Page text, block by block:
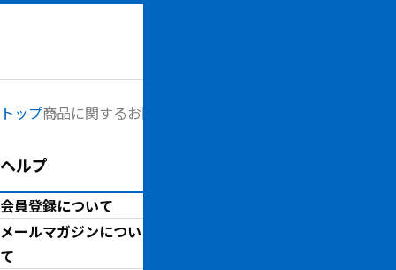
トップ商品に関するお問い合わせ
ヘルプ
会員登録について
メールマガジンについ
て
商品に関するお問
商品に関するお問い合わせ